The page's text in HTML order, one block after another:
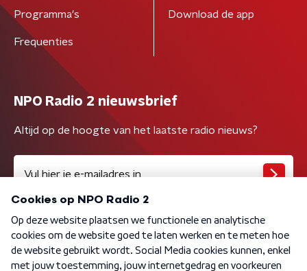
Programma's
Frequenties
Download de app
NPO Radio 2 nieuwsbrief
Altijd op de hoogte van het laatste radio nieuws?
Algemene voorwaarden